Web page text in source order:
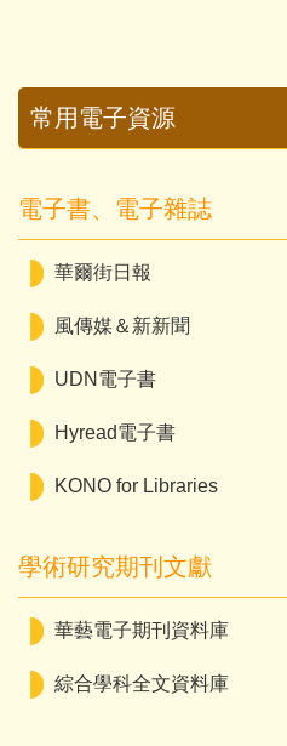
常用電子資源
電子書、電子雜誌
華爾街日報
風傳媒＆新新聞
UDN電子書
Hyread電子書
KONO for Libraries
學術研究期刊文獻
華藝電子期刊資料庫
綜合學科全文資料庫